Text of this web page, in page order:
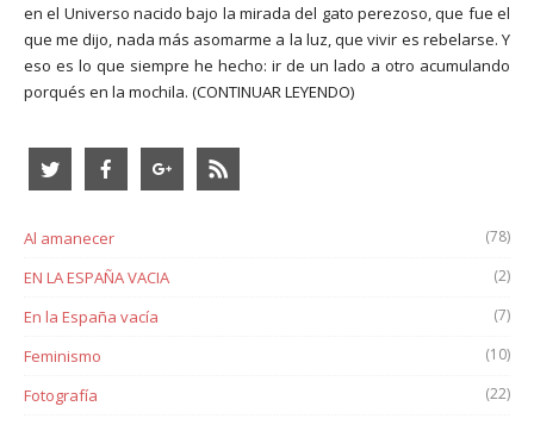
en el Universo nacido bajo la mirada del gato perezoso, que fue el
que me dijo, nada más asomarme a la luz, que vivir es rebelarse. Y
eso es lo que siempre he hecho: ir de un lado a otro acumulando
porqués en la mochila. (CONTINUAR LEYENDO)
Al amanecer (78)
EN LA ESPAÑA VACIA (2)
En la España vacía (7)
Feminismo (10)
Fotografía (22)